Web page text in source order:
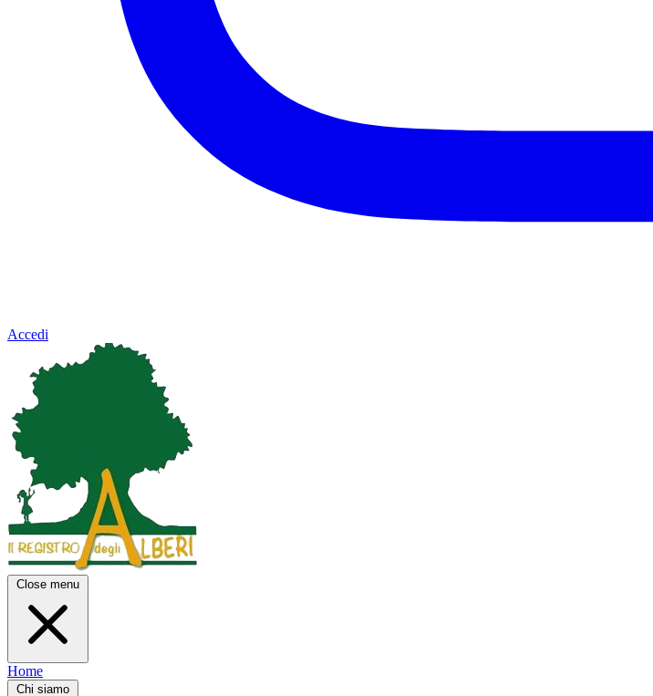
Accedi
Close menu
Home
Chi siamo